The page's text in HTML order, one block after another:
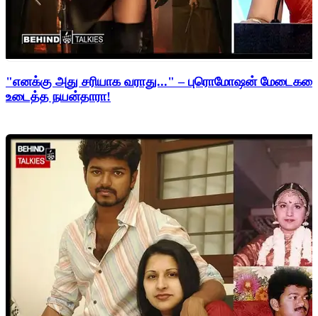
"எனக்கு அது சரியாக வராது..." – புரொமோஷன்
உடைத்த நயன்தாரா!